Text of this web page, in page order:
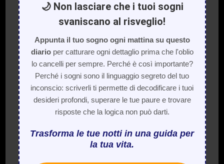
🌙 Non lasciare che i tuoi sogni
svaniscano al risveglio!
Appunta il tuo sogno ogni mattina su questo
diarioper catturare ogni dettaglio prima che l'oblio
lo cancelli per sempre. Perché è così importante?
Perché i sogni sono il linguaggio segreto del tuo
inconscio: scriverli ti permette di decodificare i tuoi
desideri profondi, superare le tue paure e trovare
risposte che la logica non può darti.
Trasforma le tue notti in una guida per
la tua vita.